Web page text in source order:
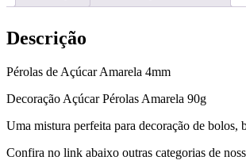
Descrição
Pérolas de Açúcar Amarela 4mm
Decoração Açúcar Pérolas Amarela 90g
Uma mistura perfeita para decoração de bolos,
Confira no link abaixo outras categorias de